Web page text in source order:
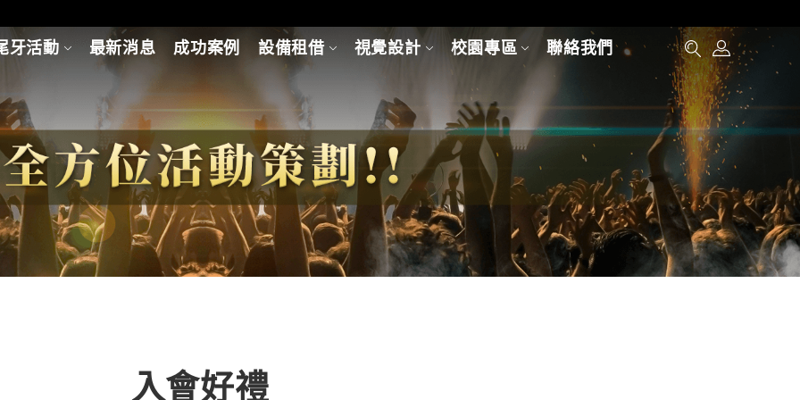
牙活動 最新消息 成功案例 設備租借 視覺設計 校園專區 聯絡我們
入會好禮